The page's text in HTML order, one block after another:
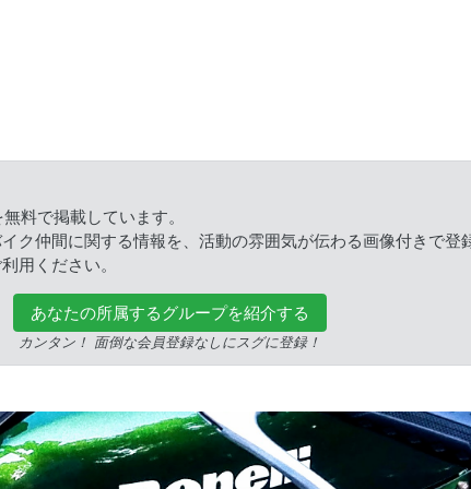
料で掲載しています。
ク仲間に関する情報を、活動の雰囲気が伝わる画像付きで登
用ください。
あなたの所属するグループを紹介する
カンタン！ 面倒な会員登録なしにスグに登録！